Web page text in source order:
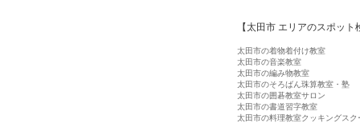
【太田市 エリアのスポット
太田市の着物着付け教室
太田市の音楽教室
太田市の編み物教室
太田市のそろばん珠算教室・塾
太田市の囲碁教室サロン
太田市の書道習字教室
太田市の料理教室クッキングスク